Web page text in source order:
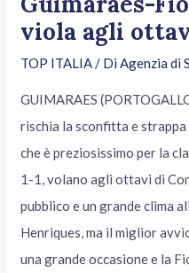
viola agli
TOP ITALIA/ DiAgenzia di
GUIMARAES
rischia la sconfitta e strappa
che è preziosissimo per la
1-1, volano agli ottavi di
pubblico e un grande clima
Henriques, ma il miglior
una grande occasione e la